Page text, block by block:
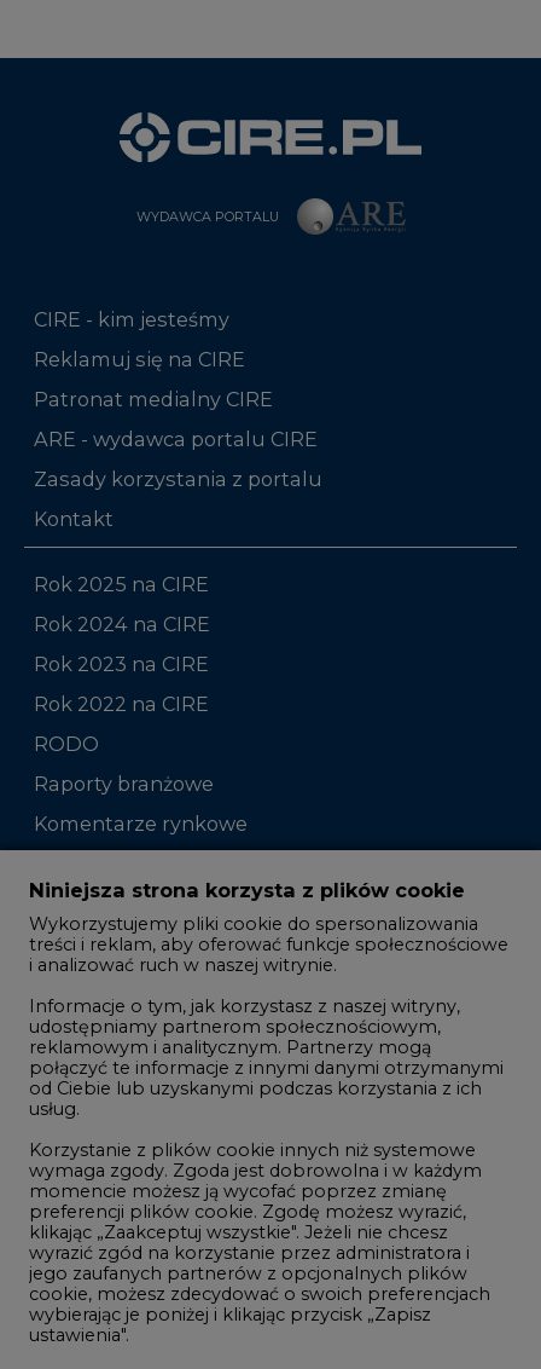
WYDAWCA PORTALU
CIRE - kim jesteśmy
Reklamuj się na CIRE
Patronat medialny CIRE
ARE - wydawca portalu CIRE
Zasady korzystania z portalu
Kontakt
Rok 2025 na CIRE
Rok 2024 na CIRE
Rok 2023 na CIRE
Rok 2022 na CIRE
RODO
Raporty branżowe
Komentarze rynkowe
Zmiany kadrowe na rynku
Studio CIRE
Rozmowy o energetyce
Gospodarka
Geopolityka
LTE450
Innowacje i AI
Telekomunikacja i IT
Handel emisjami CO2
Wodór
Górnictwo
Niniejsza strona korzysta z plików cookie
Wykorzystujemy pliki cookie do spersonalizowania
treści i reklam, aby oferować funkcje społecznościowe
i analizować ruch w naszej witrynie.
Informacje o tym, jak korzystasz z naszej witryny,
udostępniamy partnerom społecznościowym,
reklamowym i analitycznym. Partnerzy mogą
połączyć te informacje z innymi danymi otrzymanymi
od Ciebie lub uzyskanymi podczas korzystania z ich
usług.
Korzystanie z plików cookie innych niż systemowe
wymaga zgody. Zgoda jest dobrowolna i w każdym
momencie możesz ją wycofać poprzez zmianę
preferencji plików cookie. Zgodę możesz wyrazić,
klikając „Zaakceptuj wszystkie". Jeżeli nie chcesz
wyrazić zgód na korzystanie przez administratora i
jego zaufanych partnerów z opcjonalnych plików
cookie, możesz zdecydować o swoich preferencjach
wybierając je poniżej i klikając przycisk „Zapisz
ustawienia".